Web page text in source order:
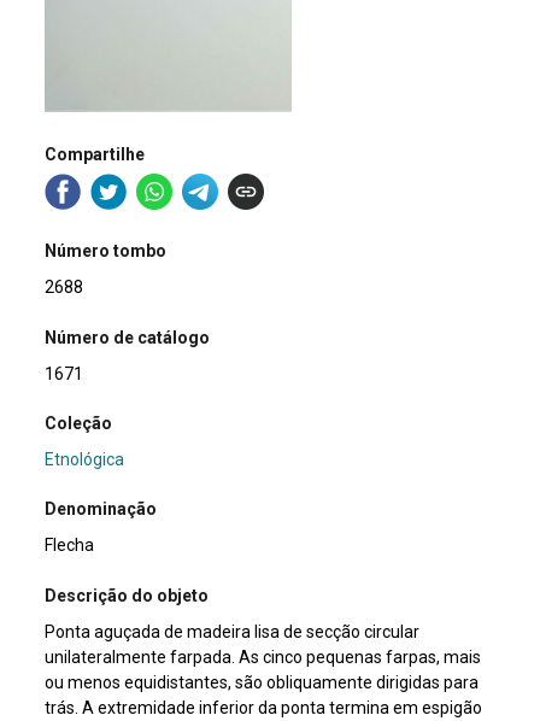
Compartilhe
Número tombo
2688
Número de catálogo
1671
Coleção
Etnológica
Denominação
Flecha
Descrição do objeto
Ponta aguçada de madeira lisa de secção circular
unilateralmente farpada. As cinco pequenas farpas, mais
ou menos equidistantes, são obliquamente dirigidas para
trás. A extremidade inferior da ponta termina em espigão